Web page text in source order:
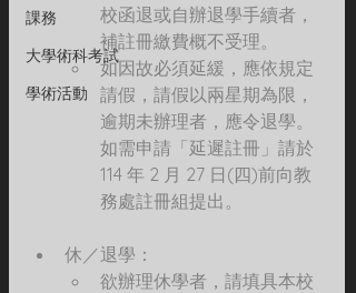
課務
大學術科考試
學術活動
校函退或自辦退學手續者，
補註冊繳費概不受理。
如因故必須延緩，應依規定
請假，請假以兩星期為限，
逾期未辦理者，應令退學。
如需申請「延遲註冊」請於
114 年 2 月 27 日(四)前向教
務處註冊組提出。
休／退學：
欲辦理休學者，請填具本校